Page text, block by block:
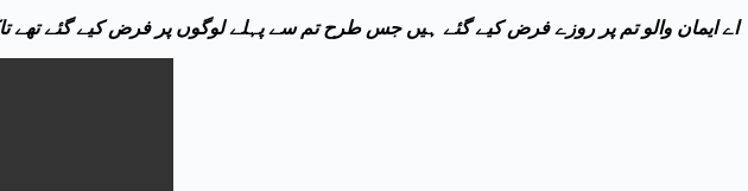
’’اے ایمان والو تم پر روزے فرض کیے گئے ہیں جس طرح تم سے پہلے لوگوں پر فرض کیے گئے تھے تاکہ